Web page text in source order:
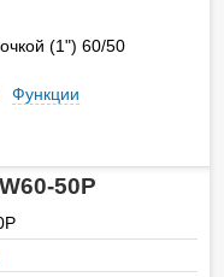
(1") 60/50
Функции
50P